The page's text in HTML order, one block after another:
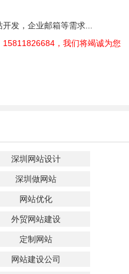
发，企业邮箱等需求...
，我们将竭诚为您
深圳网站设计
深圳做网站
网站优化
外贸网站建设
定制网站
网站建设公司